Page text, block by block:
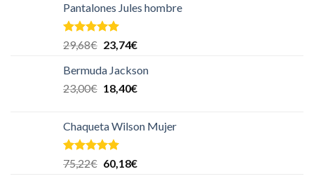
Pantalones Jules hombre
Valorado en
5.00
29,68€ 23,74€
Bermuda Jackson
23,00€ 18,40€
Chaqueta Wilson Mujer
Valorado en
5.00
75,22€ 60,18€